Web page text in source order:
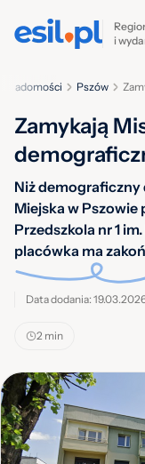
i
Pszów
Wiadomości
Zamykają
Niż demograficzny
Miejska w Pszowie
Przedszkola nr 1
placówka ma
Data dodania:
2 min